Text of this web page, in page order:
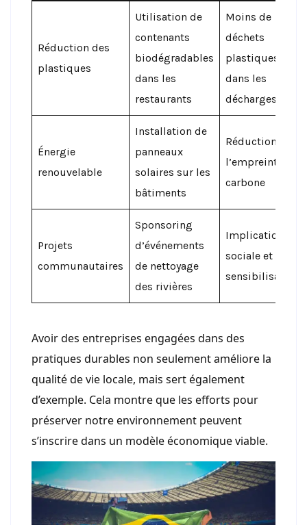
Réduction des
plastiques
Utilisation de
contenants
biodégradables
dans les
restaurants
Moins de
déchets
plastiques
dans les
décharges
Énergie
renouvelable
Installation de
panneaux
solaires sur les
bâtiments
Réduction de
l’empreinte
carbone
Projets
communautaires
Sponsoring
d’événements
de nettoyage
des rivières
Implication
sociale et
sensibilisation
Avoir des entreprises engagées dans des
pratiques durables non seulement améliore la
qualité de vie locale, mais sert également
d’exemple. Cela montre que les efforts pour
préserver notre environnement peuvent
s’inscrire dans un modèle économique viable.